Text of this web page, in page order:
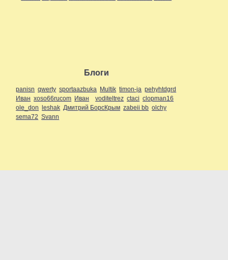
Блоги
panisn qwerty sportaazbuka Multik timon-ja pehyhtdgrd
Иван xoso66rucom Иван voditeltrez ctaci clopman16
ole_don leshak Дмитрий БорсКрым zabeii bb olchy
sema72 Svann